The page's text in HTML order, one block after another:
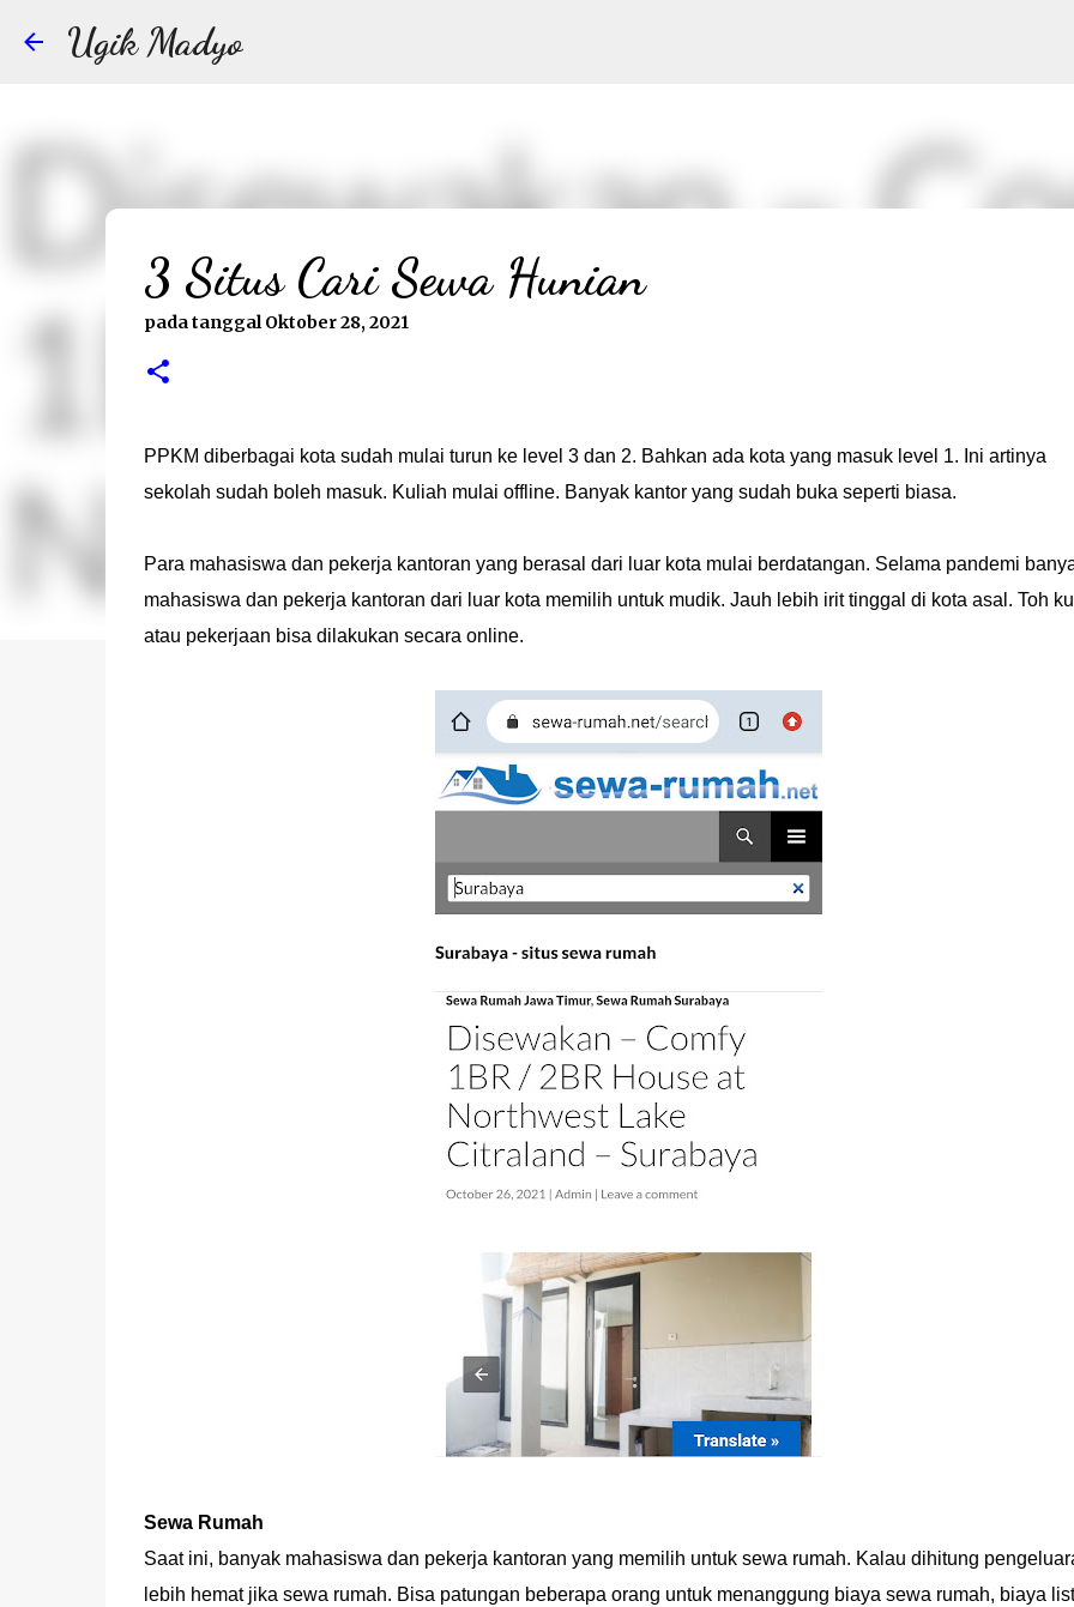
Ugik Madyo
3 Situs Cari Sewa Hunian
pada tanggalOktober 28, 2021
PPKM diberbagai kota sudah mulai turun ke level 3 dan 2. Bahkan ada kota yang masuk level 1. Ini artinya
sekolah sudah boleh masuk. Kuliah mulai offline. Banyak kantor yang sudah buka seperti biasa.
Para mahasiswa dan pekerja kantoran yang berasal dari luar kota mulai berdatangan. Selama pandemi
mahasiswa dan pekerja kantoran dari luar kota memilih untuk mudik. Jauh lebih irit tinggal di kota asal. Toh
atau pekerjaan bisa dilakukan secara online.
Sewa Rumah
Saat ini, banyak mahasiswa dan pekerja kantoran yang memilih untuk sewa rumah. Kalau dihitung
lebih hemat jika sewa rumah. Bisa patungan beberapa orang untuk menanggung biaya sewa rumah, biaya